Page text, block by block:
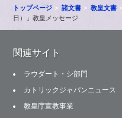
トップページ 諸文書 教皇文書
日）」教皇メッセージ
関連サイト
ラウダート・シ部門
カトリックジャパンニュース
教皇庁宣教事業